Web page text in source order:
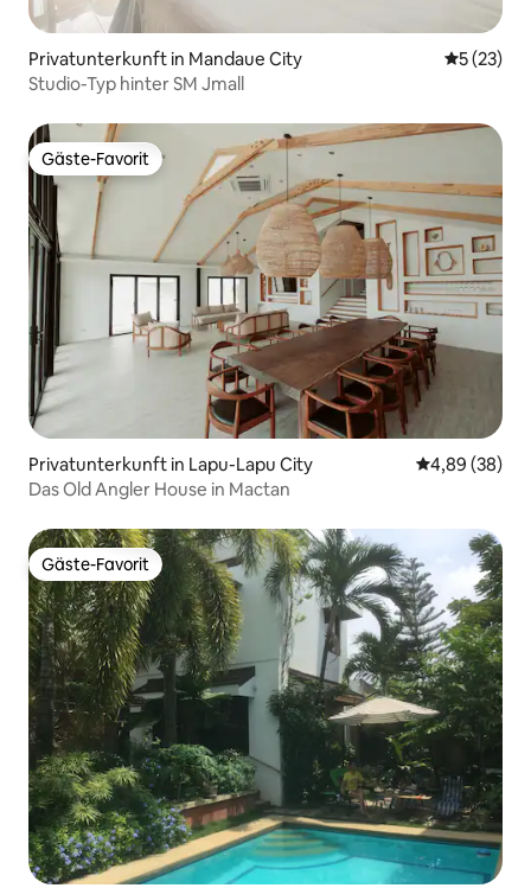
Privatunterkunft in Mandaue City
5 (23)
Studio-Typ hinter SM Jmall
Gäste-Favorit
Gäste-Favorit
Privatunterkunft in Lapu-Lapu City
4,89 (38)
Das Old Angler House in Mactan
Gäste-Favorit
Gäste-Favorit